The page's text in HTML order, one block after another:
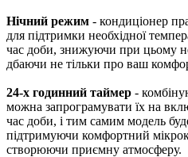
Нічний режим - кондиціонер
для підтримки необхідної
час доби, знижуючи при цьому
дбаючи не тільки про ваш
24-х годинний таймер -
можна запрограмувати їх на
час доби, і тим самим модель
підтримуючи комфортний
створюючи приємну атмосферу.